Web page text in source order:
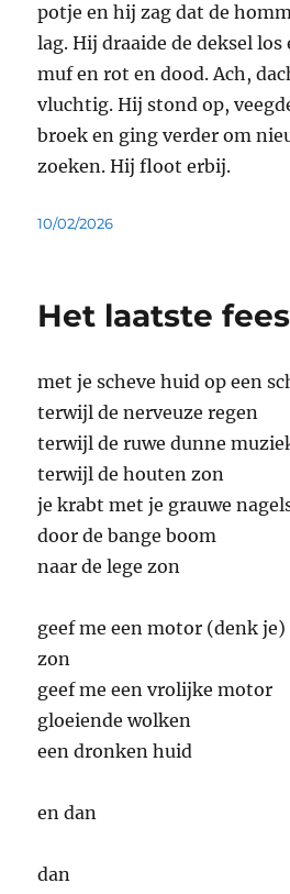
potje en hij zag dat de
lag. Hij draaide de deksel
muf en rot en dood. Ach,
vluchtig. Hij stond op,
broek en ging verder om
zoeken. Hij floot erbij.
Geplaatst
10/02/2026
Het laatste
met je scheve huid op een
terwijl de nerveuze regen
terwijl de ruwe dunne
terwijl de houten zon
je krabt met je grauwe
door de bange boom
naar de lege zon
geef me een motor (denk je)
zon
geef me een vrolijke motor
gloeiende wolken
een dronken huid
en dan
dan